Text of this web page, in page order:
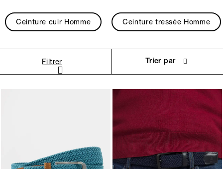
Ceinture cuir Homme Ceinture tressée Homme
Filtrer Trier par